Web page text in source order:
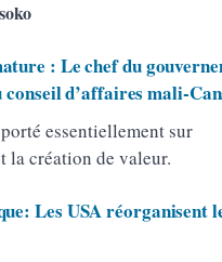
: Le chef du
conseil d’affaires mali-
essentiellement sur
la création de valeur.
Les USA réorganisent